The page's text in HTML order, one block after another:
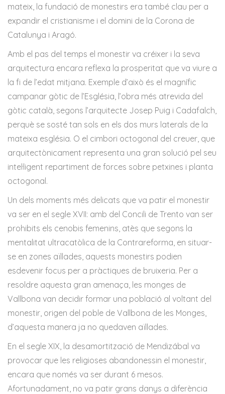
mateix, la fundació de monestirs era també clau per a
expandir el cristianisme i el domini de la Corona de
Catalunya i Aragó.
Amb el pas del temps el monestir va créixer i la seva
arquitectura encara reflexa la prosperitat que va viure a
la fi de l’edat mitjana. Exemple d’això és el magnífic
campanar gòtic de l’Església, l’obra més atrevida del
gòtic català, segons l’arquitecte Josep Puig i Cadafalch,
perquè se sosté tan sols en els dos murs laterals de la
mateixa església. O el cimbori octogonal del creuer, que
arquitectònicament representa una gran solució pel seu
intel·ligent repartiment de forces sobre petxines i planta
octogonal.
Un dels moments més delicats que va patir el monestir
va ser en el segle XVII: amb del Concili de Trento van ser
prohibits els cenobis femenins, atès que segons la
mentalitat ultracatòlica de la Contrareforma, en situar-
se en zones aïllades, aquests monestirs podien
esdevenir focus per a pràctiques de bruixeria. Per a
resoldre aquesta gran amenaça, les monges de
Vallbona van decidir formar una població al voltant del
monestir, origen del poble de Vallbona de les Monges,
d’aquesta manera ja no quedaven aïllades.
En el segle XIX, la desamortització de Mendizábal va
provocar que les religioses abandonessin el monestir,
encara que només va ser durant 6 mesos.
Afortunadament, no va patir grans danys a diferència